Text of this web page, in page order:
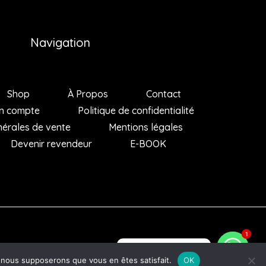
Navigation
Shop À Propos
Contact
compte
Politique de confidentialité
de vente
Mentions légales
Devenir revendeur E-BOOK
supposerons que vous en êtes satisfait. OK
11